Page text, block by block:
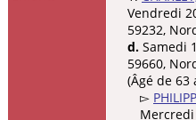
Vendredi
59232,
d. Samedi
59660,
(Âgé de 63
▻